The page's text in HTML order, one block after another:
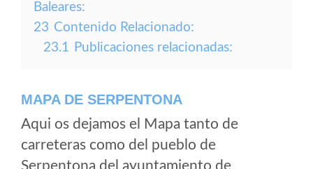
Baleares:
23 Contenido Relacionado:
23.1 Publicaciones relacionadas:
MAPA DE SERPENTONA
Aqui os dejamos el Mapa tanto de
carreteras como del pueblo de
Serpentona del ayuntamiento de